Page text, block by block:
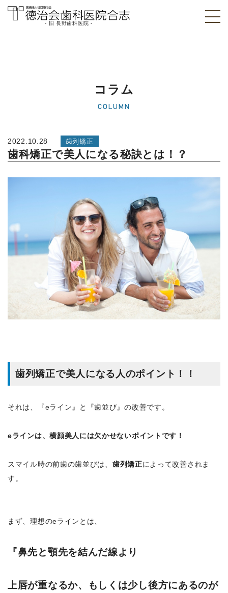
医院]｜熊本県合志
- 旧 長野歯科医院 -
コラム
COLUMN
2022.10.28 歯列矯正
歯科矯正で美人になる秘訣とは！？
歯列矯正で美人になる人のポイント！！
それは、『eライン』と『歯並び』の改善です。
eラインは、横顔美人には欠かせないポイントです！
スマイル時の前歯の歯並びは、 歯列矯正によって改善されま
す。
まず、理想のeラインとは、
『鼻先と顎先を結んだ線より
上唇が重なるか、もしくは少し後方にあるのが